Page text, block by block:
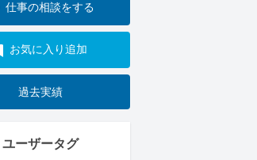
仕事の相談をする
お気に入り追加
過去実績
ユーザータグ